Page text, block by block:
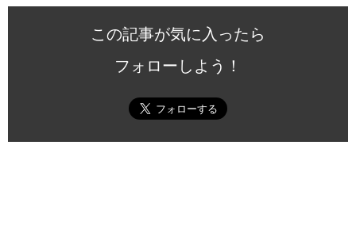
この記事が気に入ったら
フォローしよう！